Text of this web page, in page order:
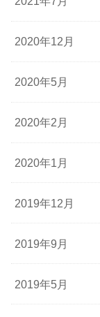
2020年12月
2020年5月
2020年2月
2020年1月
2019年12月
2019年9月
2019年5月